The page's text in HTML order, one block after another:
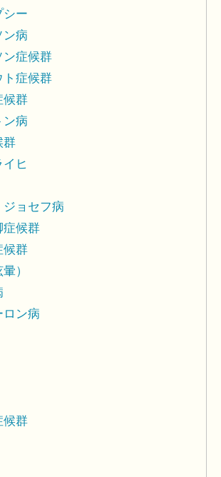
シー
ン病
ン症候群
ト症候群
候群
ン病
群
ヒ
ジョセフ病
症候群
候群
）
ロン病
候群